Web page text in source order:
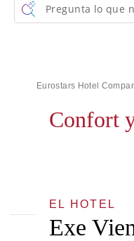
Pregunta lo que
Eurostars Hotel
Confort
EL HOTEL
Exe